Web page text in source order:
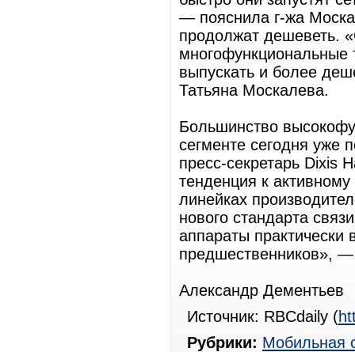
— пояснила г-жа
продолжат дешеветь.
многофункциональные
выпускать и более
Татьяна Москалева.
Большинство
сегменте сегодня уже
пресс-секретарь Dixis
тенденция к
линейках
нового стандарта
аппараты
предшественников»,
Александр Дементьев
Источник: RBCdaily (
Рубрики: Мобильная